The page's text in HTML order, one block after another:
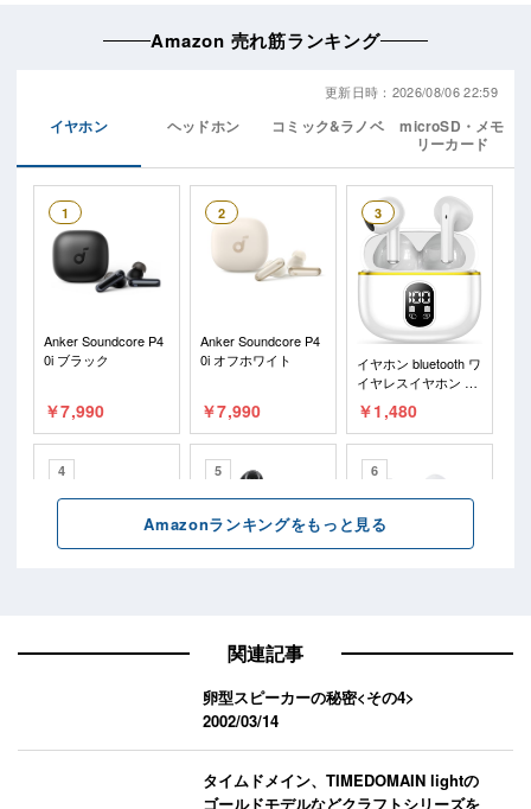
関連記事
卵型スピーカーの秘密<その4>
2002/03/14
タイムドメイン、TIMEDOMAIN lightの
ゴールドモデルなどクラフトシリーズを